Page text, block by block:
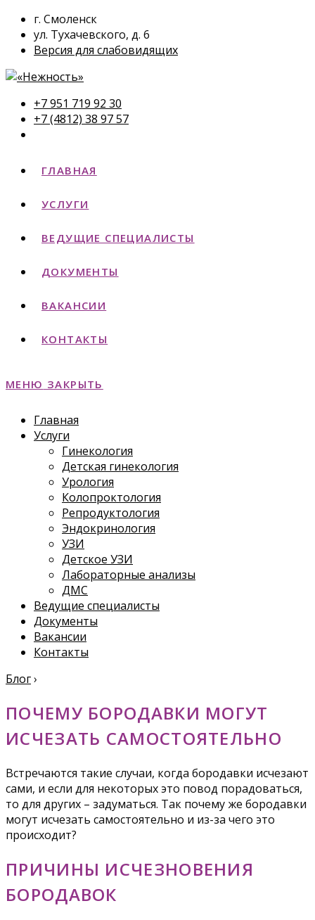
г. Смоленск
ул. Тухачевского, д. 6
Версия для слабовидящих
+7 951 719 92 30
+7 (4812) 38 97 57
ГЛАВНАЯ
УСЛУГИ
ВЕДУЩИЕ СПЕЦИАЛИСТЫ
ДОКУМЕНТЫ
ВАКАНСИИ
КОНТАКТЫ
МЕНЮ ЗАКРЫТЬ
Главная
Услуги
Гинекология
Детская гинекология
Урология
Колопроктология
Репродуктология
Эндокринология
УЗИ
Детское УЗИ
Лабораторные анализы
ДМС
Ведущие специалисты
Документы
Вакансии
Контакты
Блог›
ПОЧЕМУ БОРОДАВКИ МОГУТ
ИСЧЕЗАТЬ САМОСТОЯТЕЛЬНО
Встречаются такие случаи, когда бородавки исчезают
сами, и если для некоторых это повод порадоваться,
то для других – задуматься. Так почему же бородавки
могут исчезать самостоятельно и из-за чего это
происходит?
ПРИЧИНЫ ИСЧЕЗНОВЕНИЯ
БОРОДАВОК